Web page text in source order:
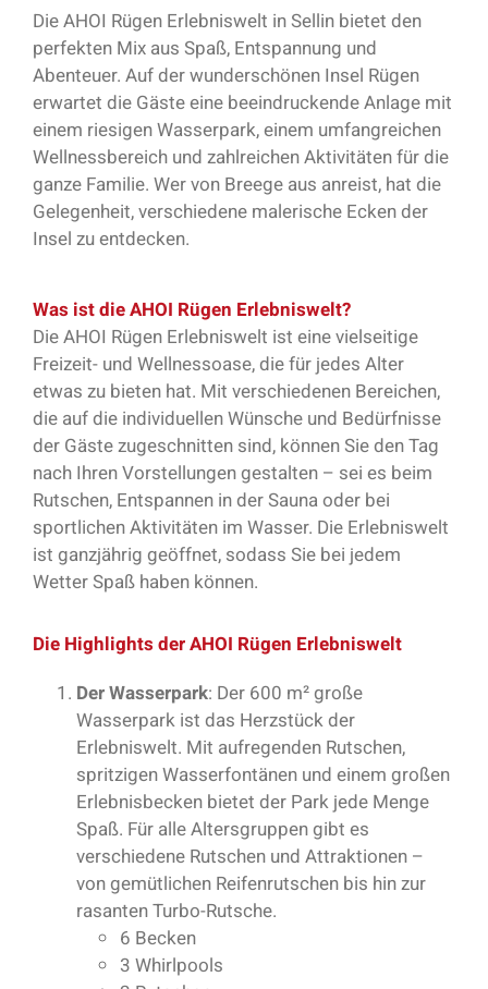
Die AHOI Rügen Erlebniswelt in Sellin bietet den
perfekten Mix aus Spaß, Entspannung und
Abenteuer. Auf der wunderschönen Insel Rügen
erwartet die Gäste eine beeindruckende Anlage mit
einem riesigen Wasserpark, einem umfangreichen
Wellnessbereich und zahlreichen Aktivitäten für die
ganze Familie. Wer von Breege aus anreist, hat die
Gelegenheit, verschiedene malerische Ecken der
Insel zu entdecken.
Was ist die AHOI Rügen Erlebniswelt?
Die AHOI Rügen Erlebniswelt ist eine vielseitige
Freizeit- und Wellnessoase, die für jedes Alter
etwas zu bieten hat. Mit verschiedenen Bereichen,
die auf die individuellen Wünsche und Bedürfnisse
der Gäste zugeschnitten sind, können Sie den Tag
nach Ihren Vorstellungen gestalten – sei es beim
Rutschen, Entspannen in der Sauna oder bei
sportlichen Aktivitäten im Wasser. Die Erlebniswelt
ist ganzjährig geöffnet, sodass Sie bei jedem
Wetter Spaß haben können.
Die Highlights der AHOI Rügen Erlebniswelt
Der Wasserpark: Der 600 m² große
Wasserpark ist das Herzstück der
Erlebniswelt. Mit aufregenden Rutschen,
spritzigen Wasserfontänen und einem großen
Erlebnisbecken bietet der Park jede Menge
Spaß. Für alle Altersgruppen gibt es
verschiedene Rutschen und Attraktionen –
von gemütlichen Reifenrutschen bis hin zur
rasanten Turbo-Rutsche.
6 Becken
3 Whirlpools